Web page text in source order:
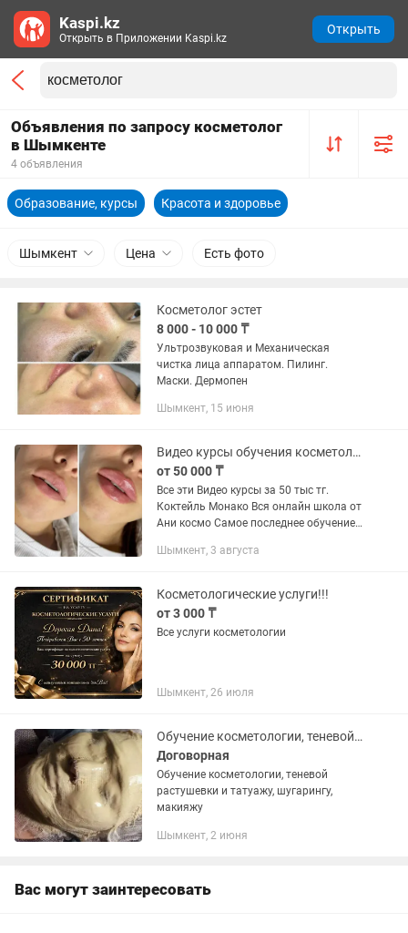
Объявления по запросу косметолог
в Шымкенте
4 объявления
Образование, курсы Красота и здоровье
Шымкент Цена Есть фото
Косметолог эстет
8 000 - 10 000 ₸
Ультрозвуковая и Механическая
чистка лица аппаратом. Пилинг.
Маски. Дермопен
Шымкент, 15 июня
Видео курсы обучения косметолога увеличение губ игольные техники для лица
от 50 000 ₸
Все эти Видео курсы за 50 тыс тг.
Коктейль Монако Вся онлайн школа от
Ани космо Самое последнее обучение
и липоредукция от Марины Егоровой
Шымкент, 3 августа
Косметологические услуги!!!
от 3 000 ₸
Все услуги косметологии
Шымкент, 26 июля
Обучение косметологии, теневой растушевки и татуажу, шугарингу, макияжу
Договорная
Обучение косметологии, теневой
растушевки и татуажу, шугарингу,
макияжу
Шымкент, 2 июня
Вас могут заинтересовать
Kaspi.kz
Открыть в Приложении Kaspi.kz
Открыть